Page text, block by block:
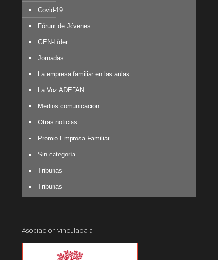
Covid-19
Fórum de Jóvenes
GEN-Líder
Jornadas
La empresa familiar en las aulas
La Voz ADEFAN
Medios comunicación
Otras noticias
Premio Empresa Familiar
Sin categoría
Tribunas
Tribunas
Asociación vinculada a